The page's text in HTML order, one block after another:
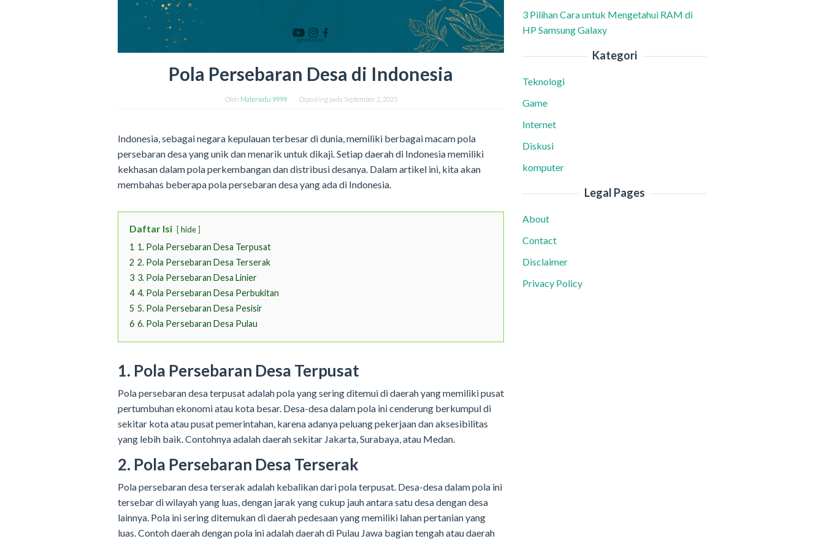
Pola Persebaran Desa di Indonesia
Oleh Materiedu 9999 Diposting pada September 2, 2023
Indonesia, sebagai negara kepulauan terbesar di dunia, memiliki berbagai macam pola
persebaran desa yang unik dan menarik untuk dikaji. Setiap daerah di Indonesia memiliki
kekhasan dalam pola perkembangan dan distribusi desanya. Dalam artikel ini, kita akan
membahas beberapa pola persebaran desa yang ada di Indonesia.
Daftar Isi hide
1 1. Pola Persebaran Desa Terpusat
2 2. Pola Persebaran Desa Terserak
3 3. Pola Persebaran Desa Linier
4 4. Pola Persebaran Desa Perbukitan
5 5. Pola Persebaran Desa Pesisir
6 6. Pola Persebaran Desa Pulau
1. Pola Persebaran Desa Terpusat
Pola persebaran desa terpusat adalah pola yang sering ditemui di daerah yang memiliki pusat
pertumbuhan ekonomi atau kota besar. Desa-desa dalam pola ini cenderung berkumpul di
sekitar kota atau pusat pemerintahan, karena adanya peluang pekerjaan dan aksesibilitas
yang lebih baik. Contohnya adalah daerah sekitar Jakarta, Surabaya, atau Medan.
2. Pola Persebaran Desa Terserak
Pola persebaran desa terserak adalah kebalikan dari pola terpusat. Desa-desa dalam pola ini
tersebar di wilayah yang luas, dengan jarak yang cukup jauh antara satu desa dengan desa
lainnya. Pola ini sering ditemukan di daerah pedesaan yang memiliki lahan pertanian yang
luas. Contoh daerah dengan pola ini adalah daerah di Pulau Jawa bagian tengah atau daerah
3 Pilihan Cara untuk Mengetahui RAM di
HP Samsung Galaxy
Kategori
Teknologi
Game
Internet
Diskusi
komputer
Legal Pages
About
Contact
Disclaimer
Privacy Policy